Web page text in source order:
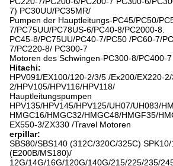
7) PC30UU/PC35MR/
Pumpen der Hauptleitungs-PC45/PC50/
7/PC75UU/PC78US-6/PC40-8/PC2000-8.
PC45-8/PC75UU/PC40-7/PC50 /PC60-7/
7/PC220-8/ PC300-7
Motoren des Schwingen-PC300-8/PC400-7
Hitachi:
HPV091/EX100/120-2/3/5 /Ex200/EX220-
2/HPV105/HPV116/HPV118/
Hauptleitungspumpen
HPV135/HPV145/HPV125/UH07/UH083/
HMGC16/HMGC32/HMGC48/HMGF35/
EX550-3/ZX330 /Travel Motoren
erpillar:
SBS80/SBS140 (312C/320C/325C)
(E200B/MS180)/
12G/14G/16G/120G/140G/215/225/235/